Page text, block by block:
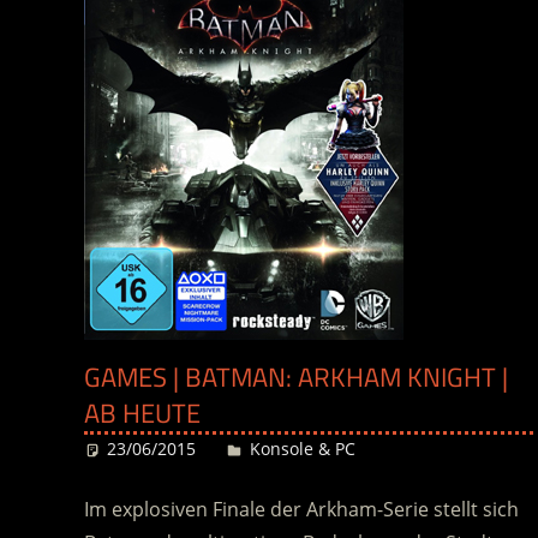
GAMES | BATMAN: ARKHAM KNIGHT |
AB HEUTE
23/06/2015 Desiree
Konsole & PC
Im explosiven Finale der Arkham-Serie stellt sich